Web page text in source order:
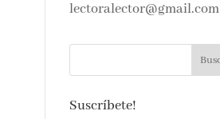
lectoralector@gmail.com
Suscríbete!